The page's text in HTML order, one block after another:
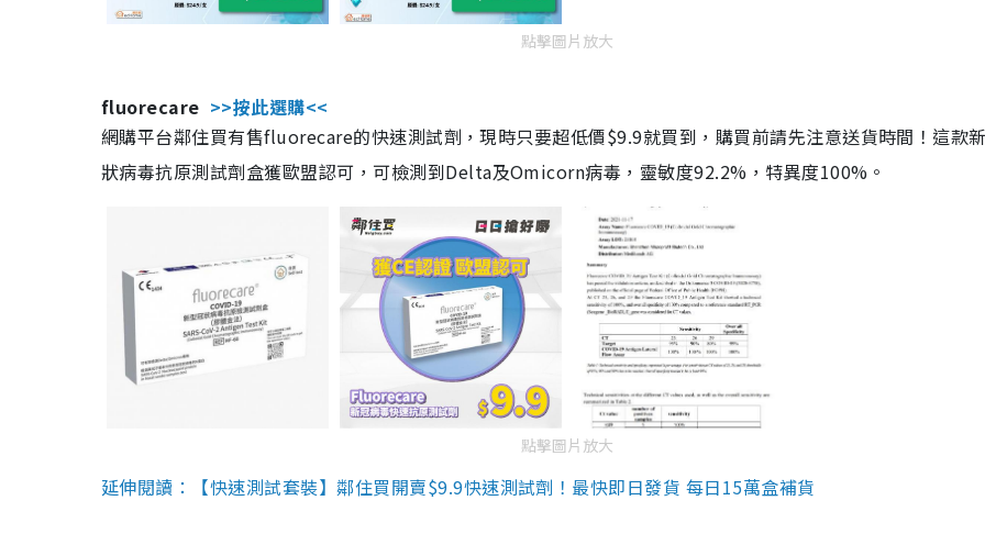
點擊圖片放大
fluorecare >>按此選購<<
網購平台鄰住買有售fluorecare的快速測試劑，現時只要超低價$9.9就買到，購買前請先注意送貨時間！這款
狀病毒抗原測試劑盒獲歐盟認可，可檢測到Delta及Omicorn病毒，靈敏度92.2%，特異度100%。
點擊圖片放大
延伸閱讀：【快速測試套裝】鄰住買開賣$9.9快速測試劑！最快即日發貨 每日15萬盒補貨